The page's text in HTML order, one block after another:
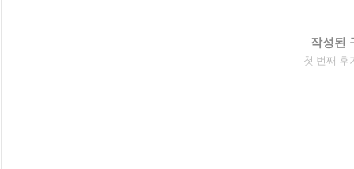
작성된
첫 번째 후